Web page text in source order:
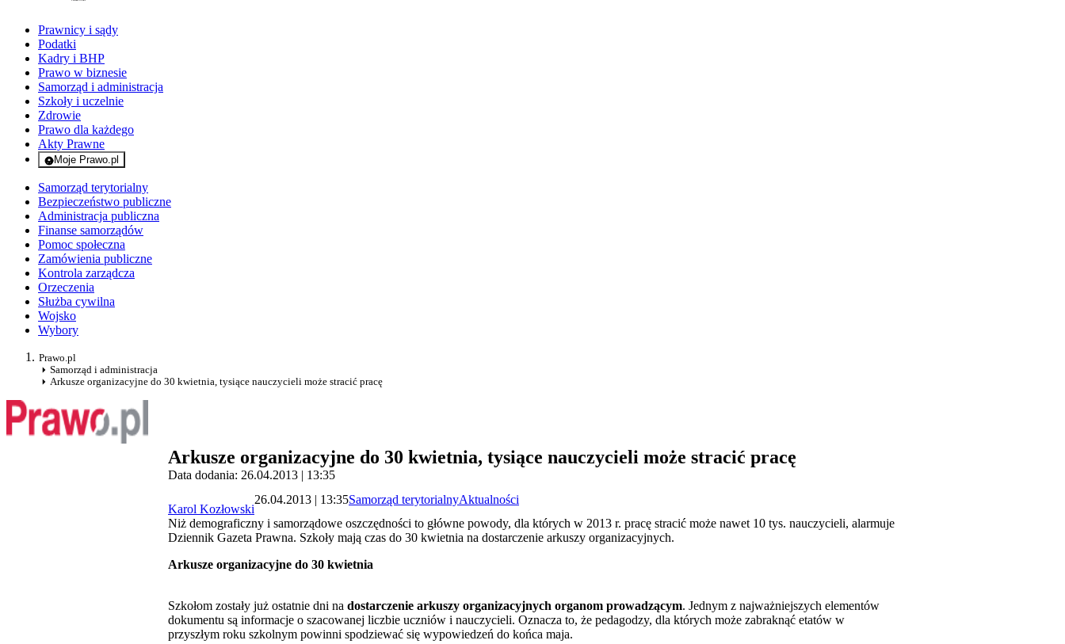
Prawnicy i sądy
Podatki
Kadry i BHP
Prawo w biznesie
Samorząd i administracja
Szkoły i uczelnie
Zdrowie
Prawo dla każdego
Akty Prawne
Moje Prawo.pl
- rejestracja i logowanie do serwisu
Samorząd terytorialny
Bezpieczeństwo publiczne
Administracja publiczna
Finanse samorządów
Pomoc społeczna
Zamówienia publiczne
Kontrola zarządcza
Orzeczenia
Służba cywilna
Wojsko
Wybory
Prawo.pl
Samorząd i administracja
Arkusze organizacyjne do 30 kwietnia, tysiące nauczycieli może stracić pracę
Arkusze organizacyjne do 30 kwietnia, tysiące nauczycieli może stracić pracę
Data dodania: 26.04.2013 | 13:35
Karol Kozłowski
26.04.2013 | 13:35Samorząd terytorialnyAktualności
Niż demograficzny i samorządowe oszczędności to główne powody, dla których w 2013 r. pracę stracić może nawet 10 tys. nauczycieli, alarmuje
Dziennik Gazeta Prawna. Szkoły mają czas do 30 kwietnia na dostarczenie arkuszy organizacyjnych.
Arkusze organizacyjne do 30 kwietnia
Szkołom zostały już ostatnie dni na dostarczenie arkuszy organizacyjnych organom prowadzącym. Jednym z najważniejszych elementów
dokumentu są informacje o szacowanej liczbie uczniów i nauczycieli. Oznacza to, że pedagodzy, dla których może zabraknąć etatów w
przyszłym roku szkolnym powinni spodziewać się wypowiedzeń do końca maja.